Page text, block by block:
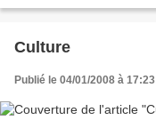
Culture
Publié le 04/01/2008 à 17:23